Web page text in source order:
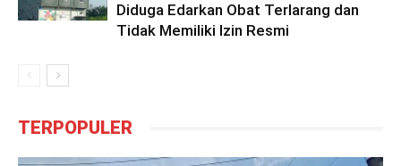
Diduga Edarkan Obat Terlarang dan
Tidak Memiliki Izin Resmi
TERPOPULER